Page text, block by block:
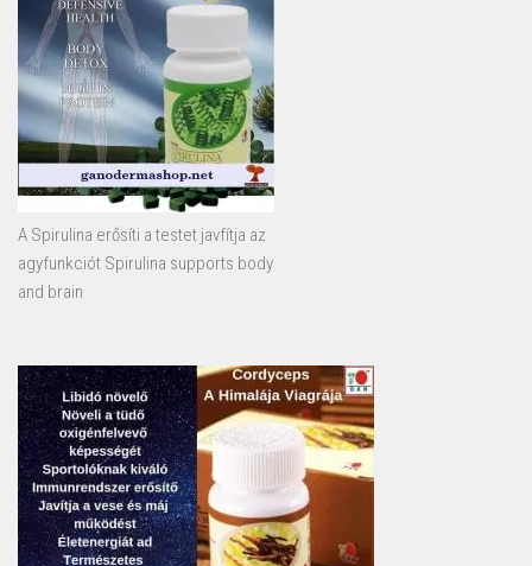
A Spirulina erősíti a testet javfítja az
agyfunkciót Spirulina supports body
and brain